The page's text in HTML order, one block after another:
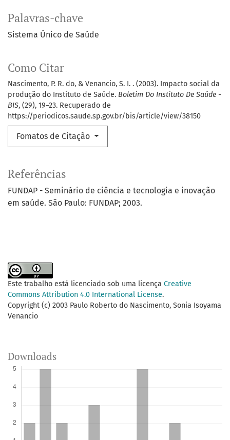
Palavras-chave
Sistema Único de Saúde
Como Citar
Nascimento, P. R. do, & Venancio, S. I. . (2003). Impacto social da
produção do Instituto de Saúde. Boletim Do Instituto De Saúde -
BIS, (29), 19–23. Recuperado de
https://periodicos.saude.sp.gov.br/bis/article/view/38150
Fomatos de Citação
Referências
FUNDAP - Seminário de ciência e tecnologia e inovação
em saúde. São Paulo: FUNDAP; 2003.
Este trabalho está licenciado sob uma licença Creative
Commons Attribution 4.0 International License.
Copyright (c) 2003 Paulo Roberto do Nascimento, Sonia Isoyama
Venancio
Downloads